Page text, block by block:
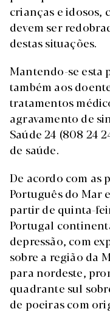
crianças e idosos,
devem ser
destas situações.
Mantendo-se esta
também aos
tratamentos
agravamento de
Saúde 24 (808 24
de saúde.
De acordo com as
Português do Mar
partir de quinta-
Portugal
depressão, com
sobre a região da
para nordeste,
quadrante sul
de poeiras com